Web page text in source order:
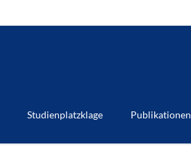
Studienplatzklage Publikationen